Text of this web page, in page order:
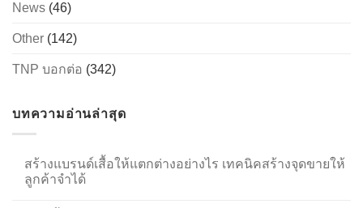
News (46)
Other (142)
TNP บอกต่อ (342)
บทความอ่านล่าสุด
สร้างแบรนด์เสื้อให้แตกต่างอย่างไร เทคนิคสร้างจุดขายให้
ลูกค้าจำได้